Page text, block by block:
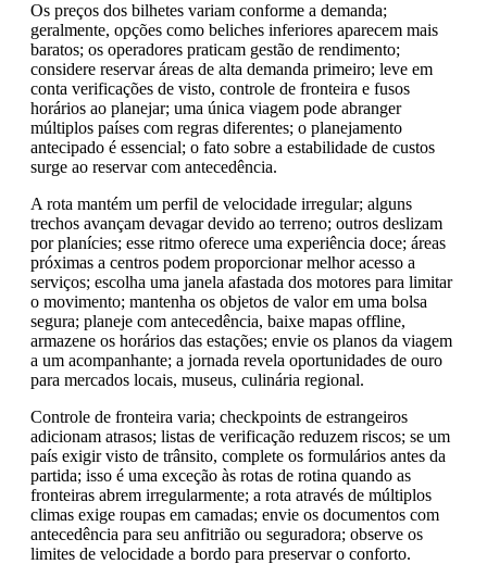
Os preços dos bilhetes variam conforme a demanda;
geralmente, opções como beliches inferiores aparecem mais
baratos; os operadores praticam gestão de rendimento;
considere reservar áreas de alta demanda primeiro; leve em
conta verificações de visto, controle de fronteira e fusos
horários ao planejar; uma única viagem pode abranger
múltiplos países com regras diferentes; o planejamento
antecipado é essencial; o fato sobre a estabilidade de custos
surge ao reservar com antecedência.
A rota mantém um perfil de velocidade irregular; alguns
trechos avançam devagar devido ao terreno; outros deslizam
por planícies; esse ritmo oferece uma experiência doce; áreas
próximas a centros podem proporcionar melhor acesso a
serviços; escolha uma janela afastada dos motores para limitar
o movimento; mantenha os objetos de valor em uma bolsa
segura; planeje com antecedência, baixe mapas offline,
armazene os horários das estações; envie os planos da viagem
a um acompanhante; a jornada revela oportunidades de ouro
para mercados locais, museus, culinária regional.
Controle de fronteira varia; checkpoints de estrangeiros
adicionam atrasos; listas de verificação reduzem riscos; se um
país exigir visto de trânsito, complete os formulários antes da
partida; isso é uma exceção às rotas de rotina quando as
fronteiras abrem irregularmente; a rota através de múltiplos
climas exige roupas em camadas; envie os documentos com
antecedência para seu anfitrião ou seguradora; observe os
limites de velocidade a bordo para preservar o conforto.